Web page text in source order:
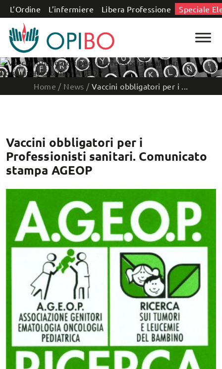
Salta al contenuto
L’Ordine L’infermiere Libera Professione Speciale
Home / News / Vaccini obbligatori per i ...
Vaccini obbligatori per i
Professionisti sanitari. Comunicato
stampa AGEOP